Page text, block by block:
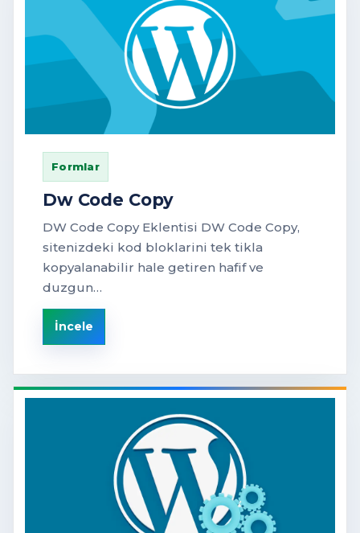
Formlar
Dw Code Copy
DW Code Copy Eklentisi DW Code Copy,
sitenizdeki kod bloklarini tek tikla
kopyalanabilir hale getiren hafif ve
duzgun…
İncele